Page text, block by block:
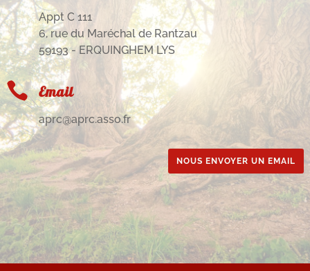
Appt C 111
6, rue du Maréchal de Rantzau
59193 - ERQUINGHEM LYS
 Email
aprc@aprc.asso.fr
NOUS ENVOYER UN EMAIL